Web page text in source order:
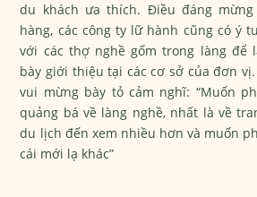
du khách ưa thích. Điều đáng
hàng, các công ty lữ hành cũng có ý
với các thợ nghề gốm trong làng để
bày giới thiệu tại các cơ sở của đơn
vui mừng bày tỏ cảm nghĩ: “Muốn
quảng bá về làng nghề, nhất là về
du lịch đến xem nhiều hơn và muốn
cái mới lạ khác”